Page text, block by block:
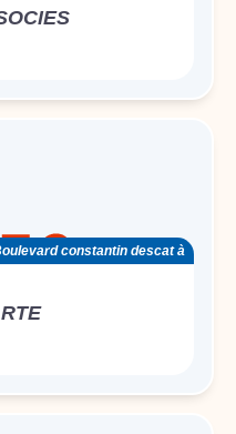
constantin descat à